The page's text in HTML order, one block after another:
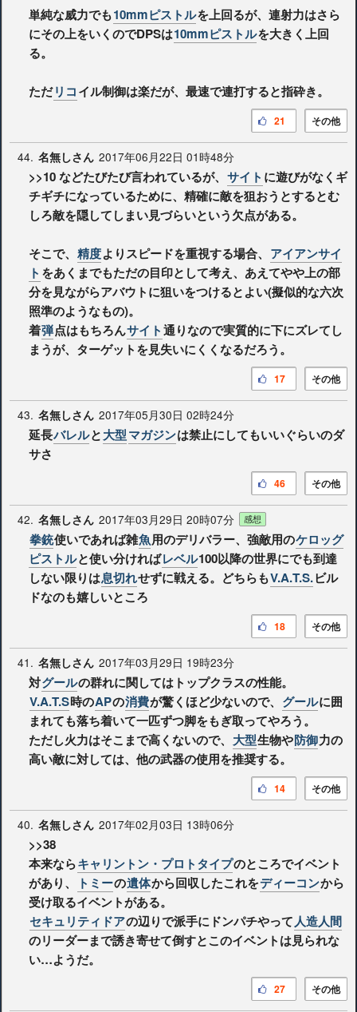
単純な威力でも10mmピストルを上回るが、連射力はさら
にその上をいくのでDPSは10mmピストルを大きく上回
る。
ただリコイル制御は楽だが、最速で連打すると指砕き。
その他
21
44. 名無しさん 2017年06月22日 01時48分
>>10などたびたび言われているが、 サイト に遊びがなくギ
チギチになっているために、精確に敵を狙おうとするとむ
しろ敵を隠してしまい見づらいという欠点がある。
そこで、 精度よりスピードを重視する場合、 アイアンサイ
ト をあくまでもただの目印として考え、あえてやや上の部
分を見ながらアバウトに狙いをつけるとよい(擬似的な六次
照準のようなもの)。
着弾点はもちろんサイト通りなので実質的に下にズレてし
まうが、ターゲットを見失いにくくなるだろう。
その他
17
43. 名無しさん 2017年05月30日 02時24分
延長バレルと大型マガジンは禁止にしてもいいぐらいのダ
サさ
その他
46
42. 名無しさん 2017年03月29日 20時07分 感想
拳銃使いであれば雑魚用のデリバラー、強敵用のケロッグ
ピストルと使い分ければレベル100以降の世界にでも到達
しない限りは息切れせずに戦える。どちらもV.A.T.S.ビル
ドなのも嬉しいところ
その他
18
41. 名無しさん 2017年03月29日 19時23分
対グールの群れに関してはトップクラスの性能。
V.A.T.S時のAPの消費が驚くほど少ないので、 グールに囲
まれても落ち着いて一匹ずつ脚をもぎ取ってやろう。
ただし火力はそこまで高くないので、 大型生物や防御力の
高い敵に対しては、他の武器の使用を推奨する。
その他
14
40. 名無しさん 2017年02月03日 13時06分
>>38
本来ならキャリントン・プロトタイプのところでイベント
があり、
トミーの遺体から回収したこれをディーコンから
受け取るイベントがある。
セキュリティドアの辺りで派手にドンパチやって人造人間
のリーダーまで誘き寄せて倒すとこのイベントは見られな
い…ようだ。
その他
27